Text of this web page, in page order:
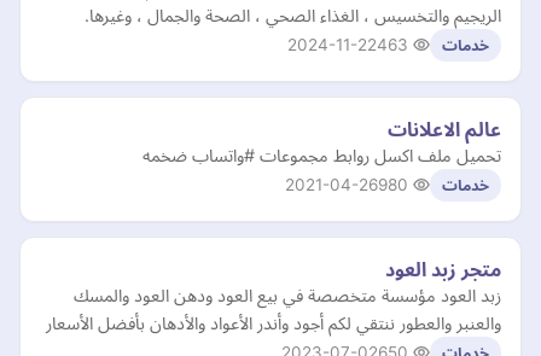
الريجيم والتخسيس ، الغذاء الصحي ، الصحة والجمال ، وغيرها.
خدمات 2024-11-22
عالم الاعلانات
تحميل ملف اكسل روابط مجموعات #واتساب ضخمه
خدمات 2021-04-26
متجر زبد العود
زبد العود مؤسسة متخصصة في بيع العود ودهن العود والمسك
والعنبر والعطور ننتقي لكم أجود وأندر الأعواد والأدهان بأفضل الأسعار